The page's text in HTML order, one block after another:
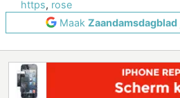
https, rose
Maak Zaandamsdagblad